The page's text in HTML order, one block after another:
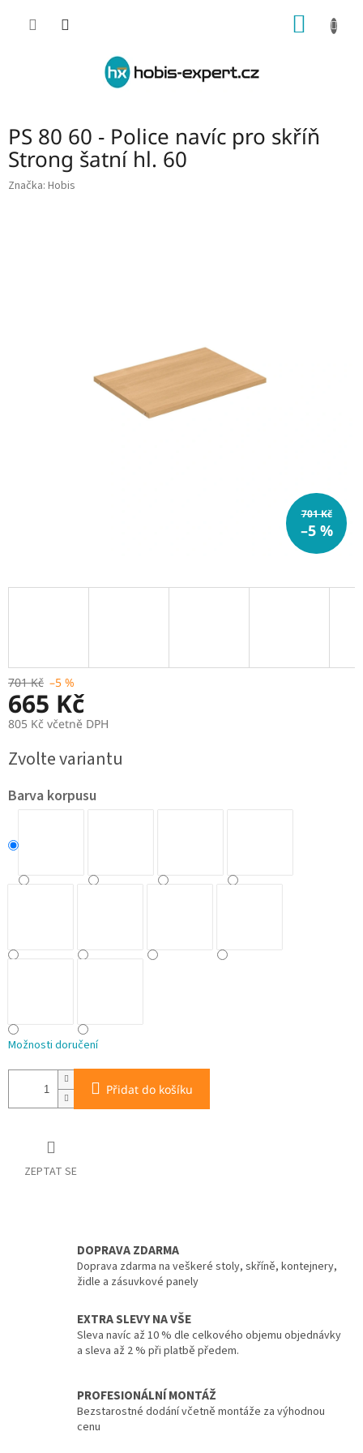
PS 80 60 - Police navíc pro skříň
Strong šatní hl. 60
Značka: Hobis
701 Kč
–5 %
701 Kč –5 %
665 Kč
805 Kč včetně DPH
cena:
Zvolte variantu
Barva korpusu
Možnosti doručení
Přidat do košíku
ZEPTAT SE
DOPRAVA ZDARMA
Doprava zdarma na veškeré stoly, skříně, kontejnery,
židle a zásuvkové panely
EXTRA SLEVY NA VŠE
Sleva navíc až 10 % dle celkového objemu objednávky
a sleva až 2 % při platbě předem.
PROFESIONÁLNÍ MONTÁŽ
Bezstarostné dodání včetně montáže za výhodnou
cenu